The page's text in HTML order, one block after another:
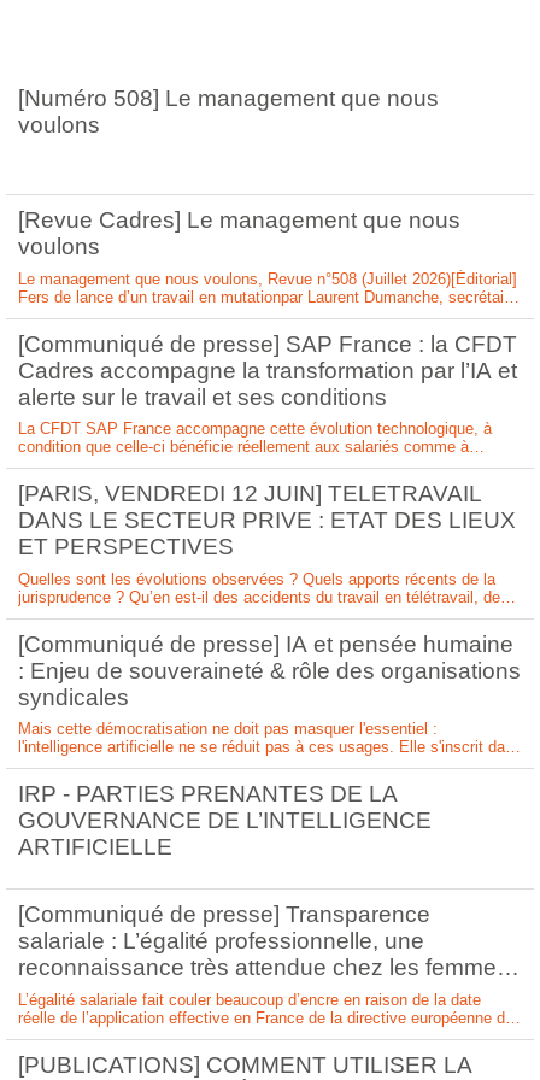
[Numéro 508] Le management que nous
voulons
[Revue Cadres] Le management que nous
voulons
Le management que nous voulons, Revue n°508 (Juillet 2026)[Éditorial]
Fers de lance d’un travail en mutationpar Laurent Dumanche, secrétaire
général CFDT CadresEn 2026, les cadres sont au cœur d’une révolution
du travail, marquée par la transition écologique, la transformation
numérique et des enjeu
[Communiqué de presse] SAP France : la CFDT
Cadres accompagne la transformation par l’IA et
alerte sur le travail et ses conditions
La CFDT SAP France accompagne cette évolution technologique, à
condition que celle-ci bénéficie réellement aux salariés comme à
l’entreprise. Elle rappelle que les gains de productivité attendus doivent
se traduire par une amélioration des conditions de travail et non par une
réduction continue des
[PARIS, VENDREDI 12 JUIN] TELETRAVAIL
DANS LE SECTEUR PRIVE : ETAT DES LIEUX
ET PERSPECTIVES
Quelles sont les évolutions observées ? Quels apports récents de la
jurisprudence ? Qu’en est-il des accidents du travail en télétravail, des
risques psychosociaux (RPS), des troubles musculo-squelettiques
(TMS) et des politiques de prévention mises en oeuvre par les
entreprises ?VENDREDI 12 JUIN 20
[Communiqué de presse] IA et pensée humaine
: Enjeu de souveraineté & rôle des organisations
syndicales
Mais cette démocratisation ne doit pas masquer l'essentiel :
l'intelligence artificielle ne se réduit pas à ces usages. Elle s'inscrit dans
un écosystème structuré par des infrastructures critiques – données,
cloud, semi-conducteurs, réseaux - au cœur d'un espace stratégique
mondial dominé par les g
IRP - PARTIES PRENANTES DE LA
GOUVERNANCE DE L’INTELLIGENCE
ARTIFICIELLE
[Communiqué de presse] Transparence
salariale : L’égalité professionnelle, une
reconnaissance très attendue chez les femmes
Cadres
L’égalité salariale fait couler beaucoup d’encre en raison de la date
réelle de l’application effective en France de la directive européenne du
10 mai 2023 relative à la transparence salariale.Pourtant, il y a un autre
moyen de faire avancer le dossier de la rémunération des femmes
Cadres. C’est cel
[PUBLICATIONS] COMMENT UTILISER LA